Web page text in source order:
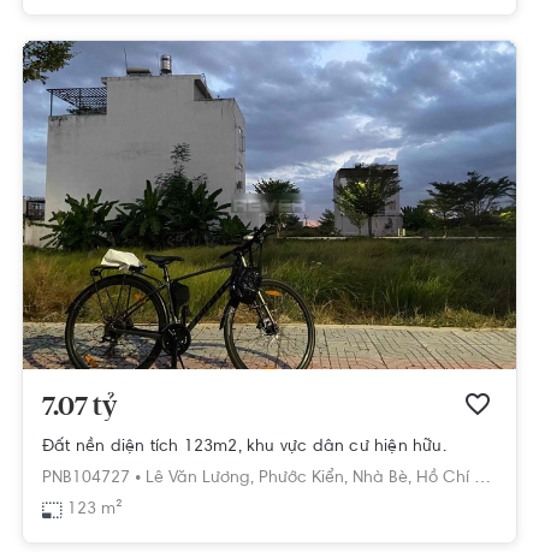
7.07 tỷ
Đất nền diện tích 123m2, khu vực dân cư hiện hữu.
PNB104727 • Lê Văn Lương, Phước Kiển, Nhà Bè, Hồ Chí Minh
123 m²